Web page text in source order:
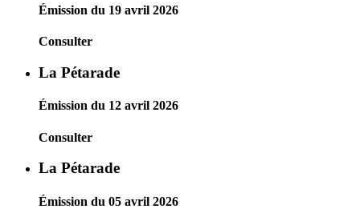
Émission du 19 avril 2026
Consulter
La Pétarade
Émission du 12 avril 2026
Consulter
La Pétarade
Émission du 05 avril 2026